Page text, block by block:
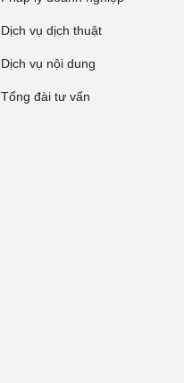
Dịch vụ dịch thuật
Dịch vụ nội dung
Tổng đài tư vấn